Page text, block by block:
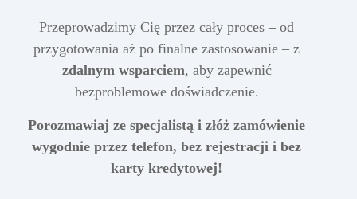
Przeprowadzimy Cię przez cały proces – od
przygotowania aż po finalne zastosowanie – z
zdalnym wsparciem, aby zapewnić
bezproblemowe doświadczenie.
Porozmawiaj ze specjalistą i złóż zamówienie
wygodnie przez telefon, bez rejestracji i bez
karty kredytowej!